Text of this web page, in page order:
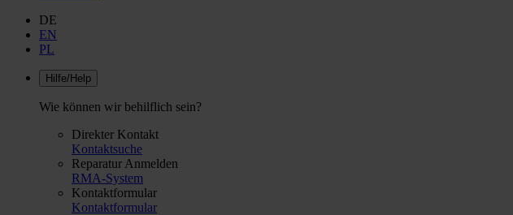
DE
EN
PL
Hilfe/Help
Wie können wir behilflich sein?
Direkter Kontakt
Kontaktsuche
Reparatur Anmelden
RMA-System
Kontaktformular
Kontaktformular